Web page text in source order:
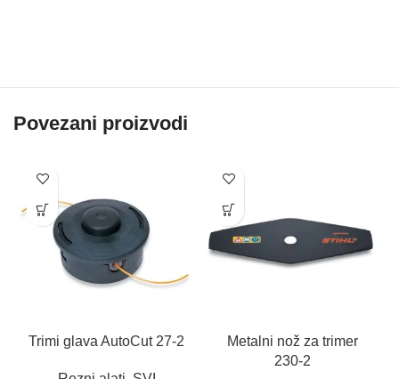
Povezani proizvodi
Trimi glava AutoCut 27-2
Metalni nož za trimer
230-2